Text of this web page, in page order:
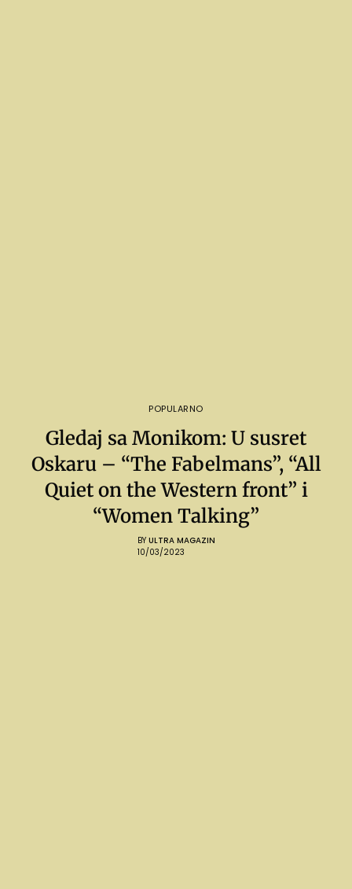
POPULARNO
Gledaj sa Monikom: U susret
Oskaru – “The Fabelmans”, “All
Quiet on the Western front” i
“Women Talking”
BY ULTRA MAGAZIN
10/03/2023